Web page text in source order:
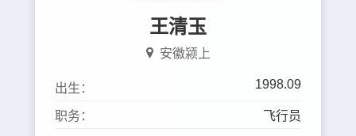
王清玉
安徽颍上
出生： 1998.09
职务： 飞行员